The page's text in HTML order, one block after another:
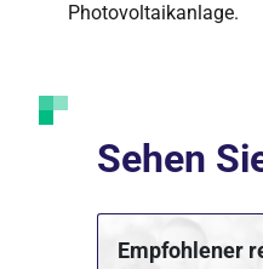
Photovoltaikanlage.
Sehen
Empfohlener